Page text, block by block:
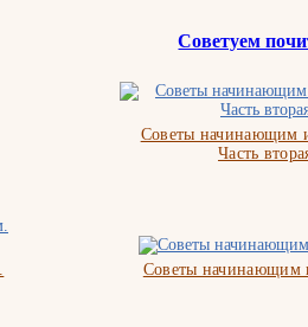
Советуем
Советы начинающим
Часть
Советы начинающим